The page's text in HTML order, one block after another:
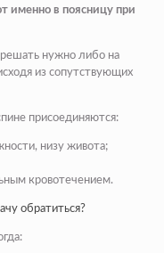
именно в поясницу при
решать нужно либо на
из сопутствующих
присоединяются:
низу живота;
кровотечением.
обратиться?